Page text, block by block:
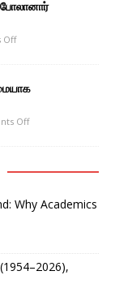
Off
Off
Why Academics